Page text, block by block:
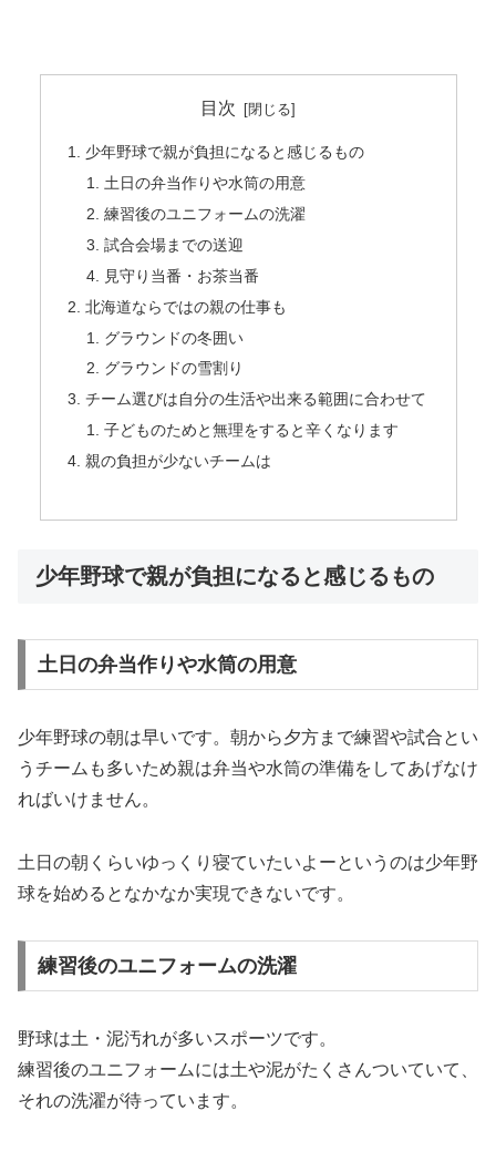
目次
少年野球で親が負担になると感じるもの
土日の弁当作りや水筒の用意
練習後のユニフォームの洗濯
試合会場までの送迎
見守り当番・お茶当番
北海道ならではの親の仕事も
グラウンドの冬囲い
グラウンドの雪割り
チーム選びは自分の生活や出来る範囲に合わせて
子どものためと無理をすると辛くなります
親の負担が少ないチームは
少年野球で親が負担になると感じるもの
土日の弁当作りや水筒の用意
少年野球の朝は早いです。朝から夕方まで練習や試合とい
うチームも多いため親は弁当や水筒の準備をしてあげなけ
ればいけません。
土日の朝くらいゆっくり寝ていたいよーというのは少年野
球を始めるとなかなか実現できないです。
練習後のユニフォームの洗濯
野球は土・泥汚れが多いスポーツです。
練習後のユニフォームには土や泥がたくさんついていて、
それの洗濯が待っています。